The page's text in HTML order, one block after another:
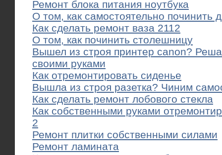
Ремонт блока питания ноутбука
О том, как самостоятельно починить
Как сделать ремонт ваза 2112
О том, как починить столешницу
Вышел из строя принтер canon?
своими руками
Как отремонтировать сиденье
Вышла из строя разетка? Чиним
Как сделать ремонт лобового стекла
Как собственными руками
2
Ремонт плитки собственными силами
Ремонт ламината